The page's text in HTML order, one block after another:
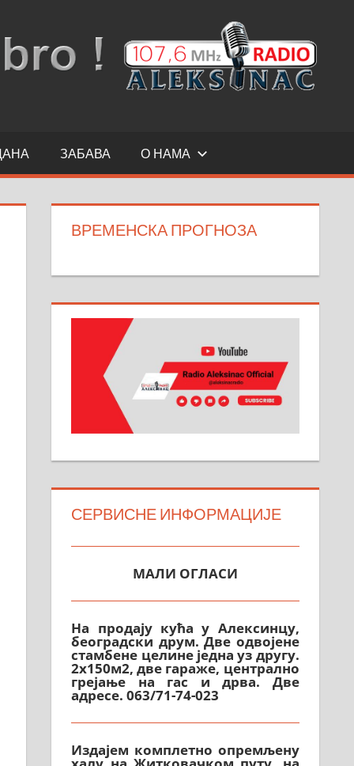
ЗАБАВА О НАМА
ВРЕМЕНСКА ПРОГНОЗА
СЕРВИСНЕ ИНФОРМАЦИЈЕ
београдски друм. Две одвојене
стамбене целине једна уз другу.
2х150м2, две гараже, централно
грејање на гас и дрва. Две
адресе. 063/71-74-023
халу на Житковачком путу, на
плацу површине око 7 ари.
064/321-80-51; 063/102-35-25